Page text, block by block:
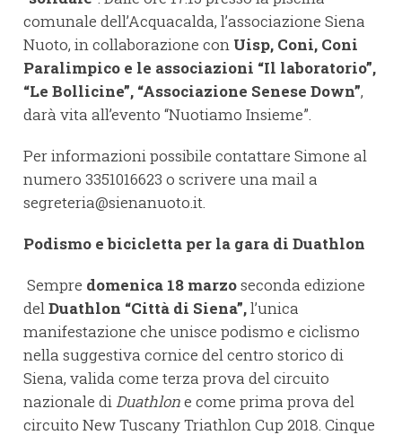
comunale dell’Acquacalda, l’associazione Siena
Nuoto, in collaborazione con Uisp, Coni, Coni
Paralimpico e le associazioni “Il laboratorio”,
“Le Bollicine”, “Associazione Senese Down”,
darà vita all’evento “Nuotiamo Insieme”.
Per informazioni possibile contattare Simone al
numero 3351016623 o scrivere una mail a
segreteria@sienanuoto.it.
Podismo e bicicletta per la gara di Duathlon
Sempre domenica 18 marzoseconda edizione
delDuathlon “Città di Siena”,l’unica
manifestazione che unisce podismo e ciclismo
nella suggestiva cornice del centro storico di
Siena, valida come terza prova del circuito
nazionale diDuathlone come prima prova del
circuito New Tuscany Triathlon Cup 2018. Cinque